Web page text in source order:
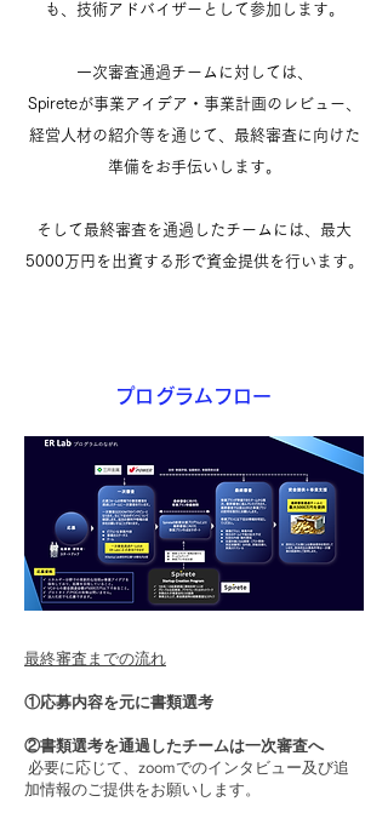
も、技術アドバイザーとして参加します。
一次審査通過チームに対しては、
Spireteが事業アイデア・事業計画のレビュー、
経営人材の紹介等を通じて、最終審査に向けた
準備をお手伝いします。
そして最終審査を通過したチームには、最大
5000万円を出資する形で資金提供を行います。
​プログラムフロー
最終審査までの流れ
①応募内容を元に書類選考
②書類選考を通過したチームは一次審査へ
必要に応じて、zoomでのインタビュー及び追
加情報のご提供をお願いします。